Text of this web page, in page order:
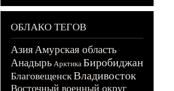
ОБЛАКО ТЕГОВ
АзияАмурская область
Анадырь Арктика Биробиджан
БлаговещенскВладивосток
Восточный военный округ